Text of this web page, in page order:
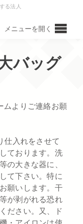
る法人
バッグ
ムよりご連絡お願
仕入れをさせて
ております。洗
の大きな器に、
て下さい。特に
願いします。干
が剥がれる恐れ
ださい。又、ド